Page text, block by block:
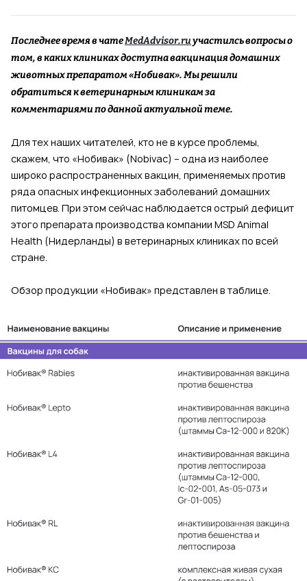
Последнее время в чатеMedAdvisor.ruучастилсь вопросы о
том, в каких клиниках доступна вакцинация домашних
животных препаратом «Нобивак». Мы решили
обратиться к ветеринарным клиникам за
комментариями по данной актуальной теме.
Для тех наших читателей, кто не в курсе проблемы,
скажем, что «Нобивак» (Nobivac) – одна из наиболее
широко распространенных вакцин, применяемых против
ряда опасных инфекционных заболеваний домашних
питомцев. При этом сейчас наблюдается острый дефицит
этого препарата производства компании MSD Animal
Health (Нидерланды) в ветеринарных клиниках по всей
стране.
Обзор продукции «Нобивак» представлен в таблице.